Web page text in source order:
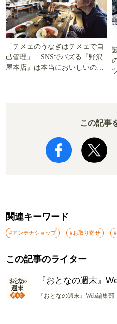
「テメェのうなぎはテメェで自
己管理」 SNSでバズる『野沢
屋本店』は本当においしいの
この記事
関連キーワード
#アンテナショップ #お取り寄せ
この記事のライター
『おとなの週末』
『おとなの週末』Web編集部